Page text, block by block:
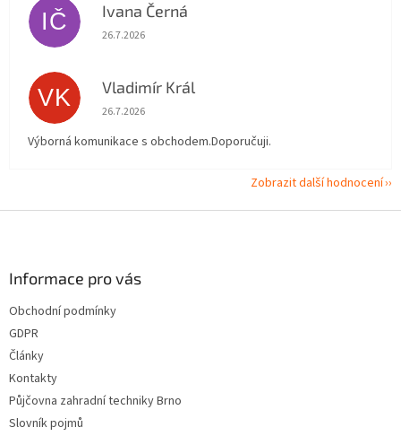
IČ Ivana Černá
Hodnocení obchodu je 5 z 5 hvězdiček.
26.7.2026
VK Vladimír Král
Hodnocení obchodu je 5 z 5 hvězdiček.
26.7.2026
Výborná komunikace s obchodem.Doporučuji.
Zobrazit další hodnocení
Informace pro vás
Obchodní podmínky
GDPR
Články
Kontakty
Půjčovna zahradní techniky Brno
Slovník pojmů